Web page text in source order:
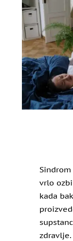
vrlo
kada